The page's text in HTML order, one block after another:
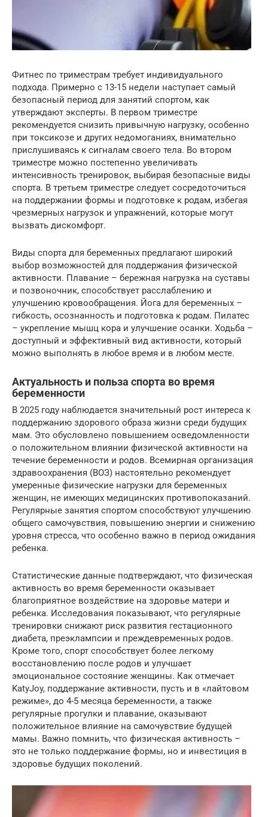
Фитнес по триместрам требует индивидуального
подхода. Примерно с 13-15 недели наступает самый
безопасный период для занятий спортом, как
утверждают эксперты. В первом триместре
рекомендуется снизить привычную нагрузку, особенно
при токсикозе и других недомоганиях, внимательно
прислушиваясь к сигналам своего тела. Во втором
триместре можно постепенно увеличивать
интенсивность тренировок, выбирая безопасные виды
спорта. В третьем триместре следует сосредоточиться
на поддержании формы и подготовке к родам, избегая
чрезмерных нагрузок и упражнений, которые могут
вызвать дискомфорт.
Виды спорта для беременных предлагают широкий
выбор возможностей для поддержания физической
активности. Плавание – бережная нагрузка на суставы
и позвоночник, способствует расслаблению и
улучшению кровообращения. Йога для беременных –
гибкость, осознанность и подготовка к родам. Пилатес
– укрепление мышц кора и улучшение осанки. Ходьба –
доступный и эффективный вид активности, который
можно выполнять в любое время и в любом месте.
Актуальность и польза спорта во время
беременности
В 2025 году наблюдается значительный рост интереса к
поддержанию здорового образа жизни среди будущих
мам. Это обусловлено повышением осведомленности
о положительном влиянии физической активности на
течение беременности и родов. Всемирная организация
здравоохранения (ВОЗ) настоятельно рекомендует
умеренные физические нагрузки для беременных
женщин, не имеющих медицинских противопоказаний.
Регулярные занятия спортом способствуют улучшению
общего самочувствия, повышению энергии и снижению
уровня стресса, что особенно важно в период ожидания
ребенка.
Статистические данные подтверждают, что физическая
активность во время беременности оказывает
благоприятное воздействие на здоровье матери и
ребенка. Исследования показывают, что регулярные
тренировки снижают риск развития гестационного
диабета, преэклампсии и преждевременных родов.
Кроме того, спорт способствует более легкому
восстановлению после родов и улучшает
эмоциональное состояние женщины. Как отмечает
KatyJoy, поддержание активности, пусть и в «лайтовом
режиме», до 4-5 месяца беременности, а также
регулярные прогулки и плавание, оказывают
положительное влияние на самочувствие будущей
мамы. Важно помнить, что физическая активность –
это не только поддержание формы, но и инвестиция в
здоровье будущих поколений.